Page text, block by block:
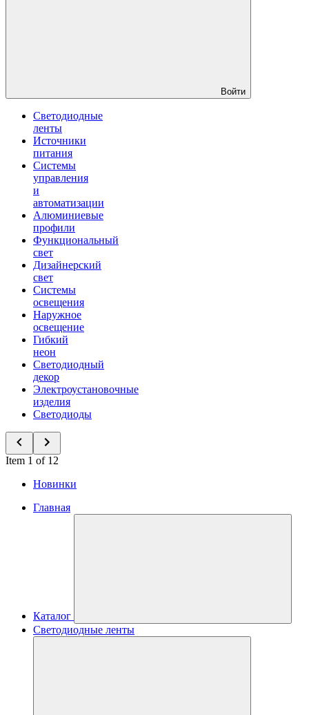
Войти
Светодиодные
ленты
Источники
питания
Системы
управления
и
автоматизации
Алюминиевые
профили
Функциональный
свет
Дизайнерский
свет
Системы
освещения
Наружное
освещение
Гибкий
неон
Светодиодный
декор
Электроустановочные
изделия
Светодиоды
Item 1 of 12
Новинки
Главная
Каталог
Светодиодные ленты